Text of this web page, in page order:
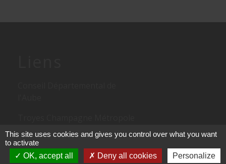
Conseil Régional d'Alsace
Champagne Ardennes Lorraine
This site uses cookies and gives you control over what you want
to activate
OK, accept all
Deny all cookies Personalize